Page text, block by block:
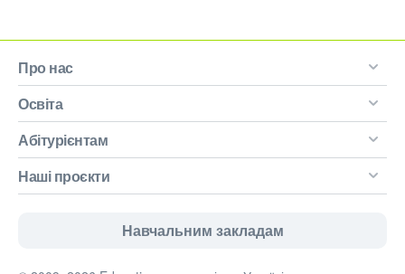
Про нас
Освіта
Абітурієнтам
Наші проєкти
Навчальним закладам